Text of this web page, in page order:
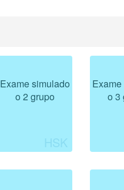
Exame simulado
o 2 grupo
o 3